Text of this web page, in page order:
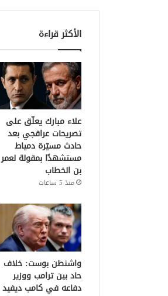
الأكثر قراءة
علاء مبارك يعلّق على
تصريحات عراقجي بعد
حادث مسيّرة دمياط
مستشهدًا بمقولة لعمر
بن الخطاب
منذ 5 ساعات
واشنطن بوست: خلاف
حاد بين ترامب ووزير
دفاعه في كامب ديفيد